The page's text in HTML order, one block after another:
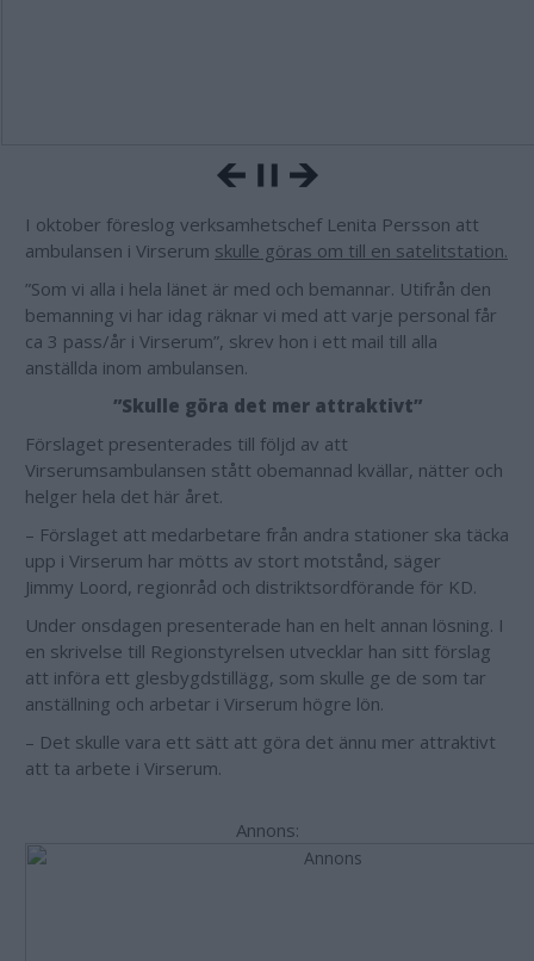
I oktober föreslog verksamhetschef Lenita Persson att
ambulansen i Virserum skulle göras om till en satelitstation.
”Som vi alla i hela länet är med och bemannar. Utifrån den
bemanning vi har idag räknar vi med att varje personal får
ca 3 pass/år i Virserum”, skrev hon i ett mail till alla
anställda inom ambulansen.
”Skulle göra det mer attraktivt”
Förslaget presenterades till följd av att
Virserumsambulansen stått obemannad kvällar, nätter och
helger hela det här året.
– Förslaget att medarbetare från andra stationer ska täcka
upp i Virserum har mötts av stort motstånd, säger
Jimmy Loord, regionråd och distriktsordförande för KD.
Under onsdagen presenterade han en helt annan lösning. I
en skrivelse till Regionstyrelsen utvecklar han sitt förslag
att införa ett glesbygdstillägg, som skulle ge de som tar
anställning och arbetar i Virserum högre lön.
– Det skulle vara ett sätt att göra det ännu mer attraktivt
att ta arbete i Virserum.
Annons: